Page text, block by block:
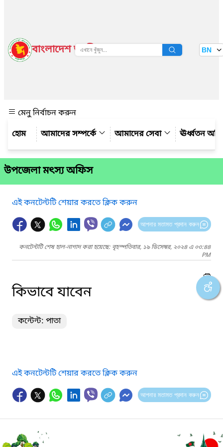
বাংলাদেশ জাতীয় তথ্য বাতায়ন BN
মেনু নির্বাচন করুন
আমাদের সম্পর্কে
আমাদের সেবা ঊর্ধ্বতন
উপজেলা মৎস্য অফিস
এই কনটেন্টটি শেয়ার করতে ক্লিক করুন
আপনার মতামত প্রদান করুন
কনটেন্টটি শেষ হাল-নাগাদ করা হয়েছে: বৃহস্পতিবার, ১৯ ডিসেম্বর, ২০২৪ এ ০৩:৪৪
PM
কিভাবে যাবেন
কন্টেন্ট: পাতা
এই কনটেন্টটি শেয়ার করতে ক্লিক করুন
আপনার মতামত প্রদান করুন